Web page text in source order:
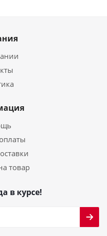
товар
в курсе!